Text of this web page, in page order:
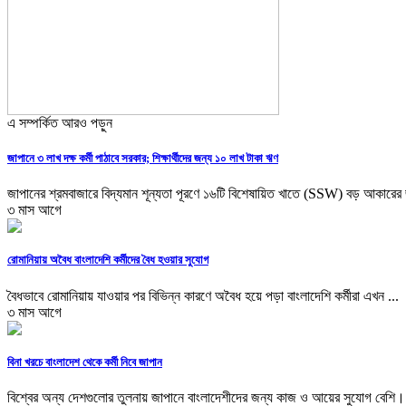
এ সম্পর্কিত আরও পড়ুন
জাপানে ৩ লাখ দক্ষ কর্মী পাঠাবে সরকার; শিক্ষার্থীদের জন্য ১০ লাখ টাকা ঋণ
জাপানের শ্রমবাজারে বিদ্যমান শূন্যতা পূরণে ১৬টি বিশেষায়িত খাতে (SSW) বড়
৩ মাস আগে
রোমানিয়ায় অবৈধ বাংলাদেশি কর্মীদের বৈধ হওয়ার সুযোগ
বৈধভাবে রোমানিয়ায় যাওয়ার পর বিভিন্ন কারণে অবৈধ হয়ে পড়া বাংলাদেশি কর্মীরা এখন ...
৩ মাস আগে
বিনা খরচে বাংলাদেশ থেকে কর্মী নিবে জাপান
বিশ্বের অন্য দেশগুলোর তুলনায় জাপানে বাংলাদেশীদের জন্য কাজ ও আয়ের সুযোগ বেশি।